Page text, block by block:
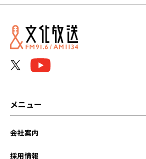
メニュー
会社案内
採用情報